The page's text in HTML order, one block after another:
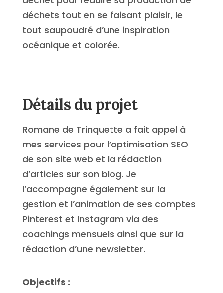
déchets tout en se faisant plaisir, le
tout saupoudré d’une inspiration
océanique et colorée.
Détails du projet
Romane de Trinquette a fait appel à
mes services pour l’optimisation SEO
de son site web et la rédaction
d’articles sur son blog. Je
l’accompagne également sur la
gestion et l’animation de ses comptes
Pinterest et Instagram via des
coachings mensuels ainsi que sur la
rédaction d’une newsletter.
Objectifs :